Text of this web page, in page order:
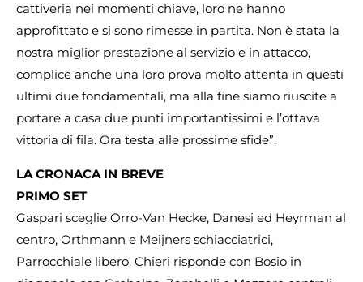
cattiveria nei momenti chiave, loro ne hanno
approfittato e si sono rimesse in partita. Non è stata la
nostra miglior prestazione al servizio e in attacco,
complice anche una loro prova molto attenta in questi
ultimi due fondamentali, ma alla fine siamo riuscite a
portare a casa due punti importantissimi e l’ottava
vittoria di fila. Ora testa alle prossime sfide”.
LA CRONACA IN BREVE
PRIMO SET
Gaspari sceglie Orro-Van Hecke, Danesi ed Heyrman al
centro, Orthmann e Meijners schiacciatrici,
Parrocchiale libero. Chieri risponde con Bosio in